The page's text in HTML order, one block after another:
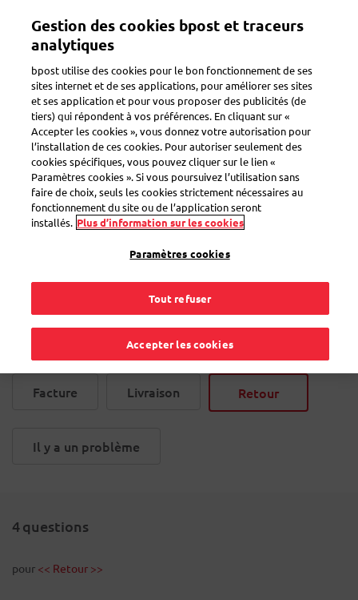
contenu
Mon compte
Zoeken
Questions fréquentes
Comment pouvons-nous vous aider?
Commande
Facture Livraison Retour
Il y a un problème
4questions
pour << Retour >>
Gestion des cookies bpost et traceurs
analytiques
bpost utilise des cookies pour le bon fonctionnement de ses
sites internet et de ses applications, pour améliorer ses sites
et ses application et pour vous proposer des publicités (de
tiers) qui répondent à vos préférences. En cliquant sur «
Accepter les cookies », vous donnez votre autorisation pour
l’installation de ces cookies. Pour autoriser seulement des
cookies spécifiques, vous pouvez cliquer sur le lien «
Paramètres cookies ». Si vous poursuivez l’utilisation sans
faire de choix, seuls les cookies strictement nécessaires au
fonctionnement du site ou de l’application seront
installés. Plus d’information sur les cookies
Paramètres cookies
Tout refuser
Accepter les cookies